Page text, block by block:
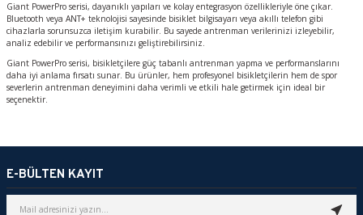
Giant PowerPro serisi, dayanıklı yapıları ve kolay entegrasyon özellikleriyle öne çıkar.
Bluetooth veya ANT+ teknolojisi sayesinde bisiklet bilgisayarı veya akıllı telefon gibi
cihazlarla sorunsuzca iletişim kurabilir. Bu sayede antrenman verilerinizi izleyebilir,
analiz edebilir ve performansınızı geliştirebilirsiniz.
Giant PowerPro serisi, bisikletçilere güç tabanlı antrenman yapma ve performanslarını
daha iyi anlama fırsatı sunar. Bu ürünler, hem profesyonel bisikletçilerin hem de spor
severlerin antrenman deneyimini daha verimli ve etkili hale getirmek için ideal bir
seçenektir.
E-BÜLTEN KAYIT